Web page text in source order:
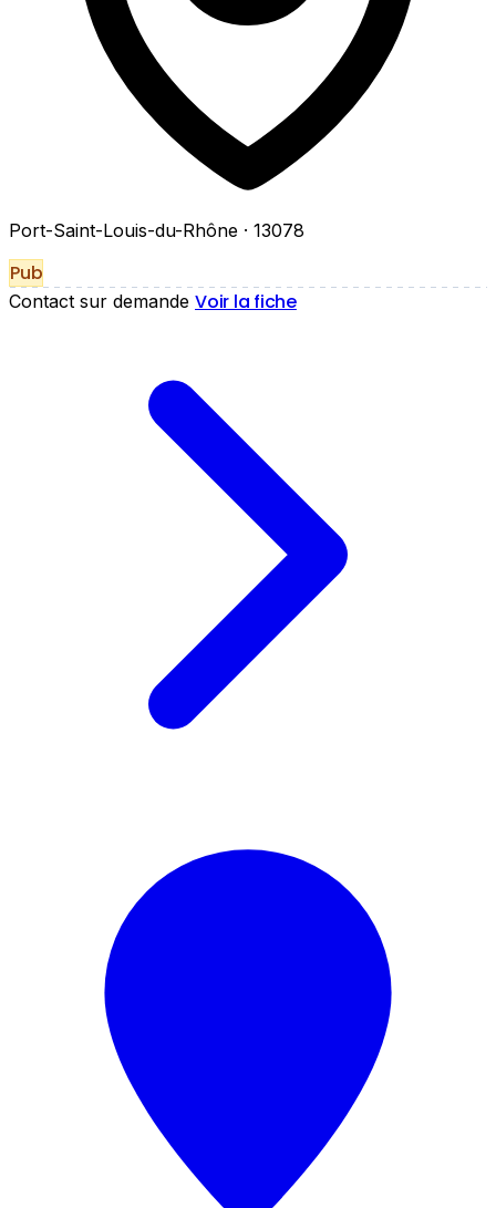
Port-Saint-Louis-du-Rhône · 13078
Pub
Contact sur demande Voir la fiche